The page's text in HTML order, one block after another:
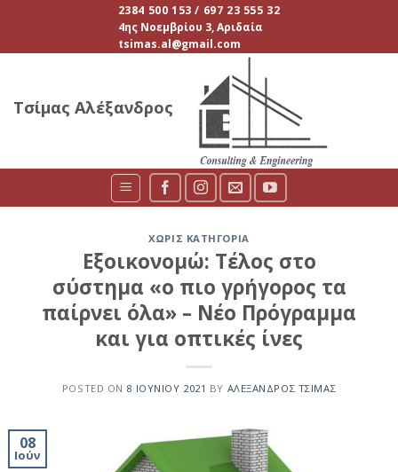
content
2384 500 153 / 697 23 555 32
4ης Νοεμβρίου 3, Αριδαία
tsimas.al@gmail.com
Τσίμας Αλέξανδρος
ΧΩΡΊΣ ΚΑΤΗΓΟΡΊΑ
Εξοικονομώ: Τέλος στο
σύστημα «ο πιο γρήγορος τα
παίρνει όλα» – Νέο Πρόγραμμα
και για οπτικές ίνες
POSTED ON 8 ΙΟΥΝΊΟΥ 2021 BY ΑΛΈΞΑΝΔΡΟΣ ΤΣΊΜΑΣ
08
Ιούν